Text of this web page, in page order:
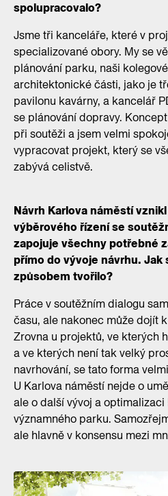
spolupracovalo?
Jsme tři kanceláře, které v
specializované obory. My se
plánování parku, naši
architektonické části, jako je
pavilonu kavárny, a kancelář
se plánování dopravy.
při soutěži a jsem velmi
vypracovat projekt, který se
zabývá celistvě.
Návrh Karlova náměstí
výběrového řízení se
zapojuje všechny potřebné
přímo do vývoje návrhu. Jak
způsobem tvořilo?
Práce v soutěžním dialogu
času, ale nakonec může dojít
Zrovna u projektů, ve kterých
a ve kterých není tak velký
navrhování, se tato forma
U Karlova náměstí nejde o
ale o další vývoj a
významného parku.
ale hlavně v konsensu mezi